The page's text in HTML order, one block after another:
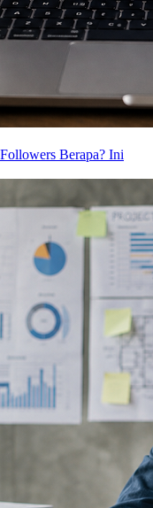
Berapa? Ini